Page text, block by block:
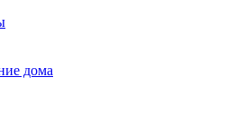
дома